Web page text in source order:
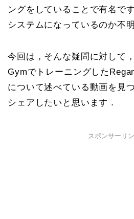
ングをしていることで有名で
システムになっているのか不
今回は，そんな疑問に対して
Gymでトレーニングした
について述べている動画を見
シェアしたいと思います．
スポンサーリ